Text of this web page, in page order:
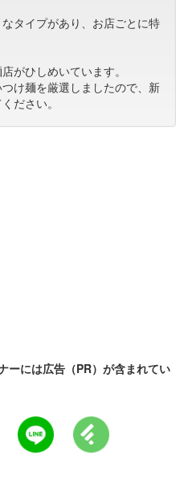
タイプがあり、お店ごとに特
がひしめいています。
け麺を厳選しましたので、新
ださい。
ーには広告（PR）が含まれてい